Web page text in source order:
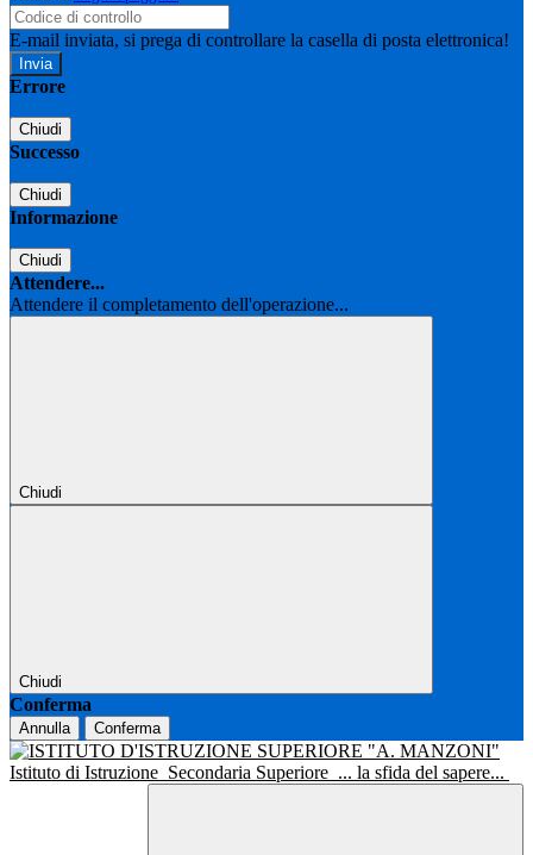
E-mail inviata, si prega di controllare la casella di posta elettronica!
Errore
Chiudi
Successo
Chiudi
Informazione
Chiudi
Attendere...
Attendere il completamento dell'operazione...
Chiudi
Chiudi
Conferma
Annulla Conferma
Istituto di Istruzione Secondaria Superiore ... la sfida del sapere...